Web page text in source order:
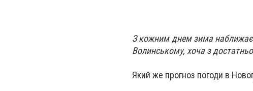
З кожним днем зима
Волинському, хоча з
Який же прогноз погоди в